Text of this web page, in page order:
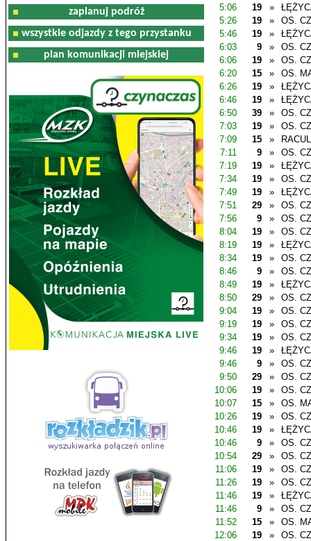
zaplanuj podróż
wszystkie odjazdy z tego przystanku
plan komunikacji miejskiej
5:06
19 »
5:26
19 »
OS.
5:46
19 »
6:03
9 »
OS.
6:06
19 »
OS.
6:20
15 »
OS.
6:26
19 »
6:46
19 »
6:50
39 »
OS.
7:03
19 »
OS.
7:09
15 »
7:11
9 »
OS.
7:19
19 »
7:34
19 »
OS.
7:49
19 »
7:51
29 »
OS.
7:56
9 »
OS.
8:04
19 »
OS.
8:19
19 »
8:34
19 »
OS.
8:46
9 »
OS.
8:49
19 »
8:50
29 »
OS.
9:04
19 »
OS.
9:19
19 »
OS.
9:34
19 »
OS.
9:46
19 »
9:46
9 »
OS.
9:50
29 »
OS.
10:06
19 »
OS.
10:07
15 »
OS.
10:26
19 »
OS.
10:46
19 »
10:46
9 »
OS.
10:54
29 »
OS.
11:06
19 »
OS.
11:26
19 »
OS.
11:46
19 »
11:46
9 »
OS.
11:52
15 »
OS.
12:06
19 »
OS.